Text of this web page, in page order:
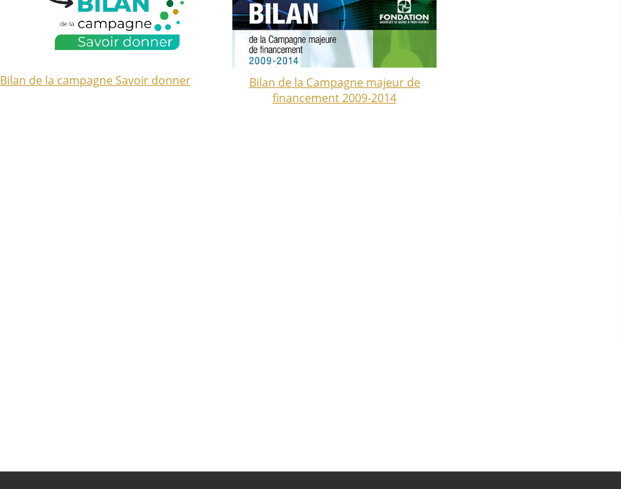
Bilan de la campagne Savoir donner
Bilan de la Campagne majeur de
financement 2009-2014